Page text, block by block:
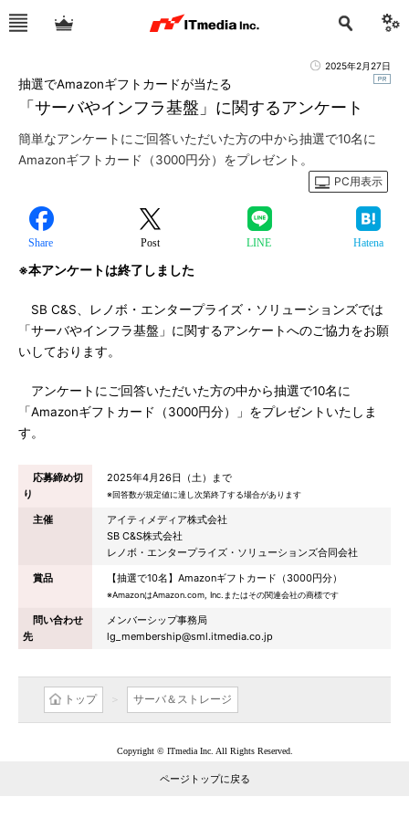
2025年2月27日
「サーバやインフラ基盤」に関するアンケート
抽選でAmazonギフトカードが当たる
簡単なアンケートにご回答いただいた方の中から抽選で10名に
Amazonギフトカード（3000円分）をプレゼント。
PC用表示
Share Post LINE Hatena
※本アンケートは終了しました
SB C&S、レノボ・エンタープライズ・ソリューションズでは
「サーバやインフラ基盤」に関するアンケートへのご協力をお願
いしております。
アンケートにご回答いただいた方の中から抽選で10名に
「Amazonギフトカード（3000円分）」をプレゼントいたしま
す。
応募締め切
り
2025年4月26日（土）まで
※回答数が規定値に達し次第終了する場合があります
主催
アイティメディア株式会社
SB C&S株式会社
レノボ・エンタープライズ・ソリューションズ合同会社
賞品
【抽選で10名】Amazonギフトカード（3000円分）
※AmazonはAmazon.com, Inc.またはその関連会社の商標です
問い合わせ
先
メンバーシップ事務局
lg_membership@sml.itmedia.co.jp
トップ サーバ＆ストレージ
Copyright © ITmedia Inc. All Rights Reserved.
ページトップに戻る